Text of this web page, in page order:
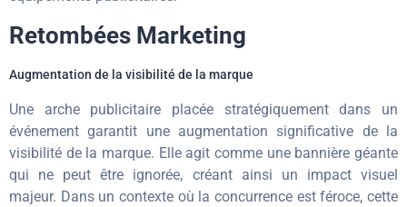
Retombées Marketing
Augmentation de la visibilité de la marque
Une arche publicitaire placée stratégiquement dans un
événement garantit une augmentation significative de la
visibilité de la marque. Elle agit comme une bannière géante
qui ne peut être ignorée, créant ainsi un impact visuel
majeur. Dans un contexte où la concurrence est féroce, cette